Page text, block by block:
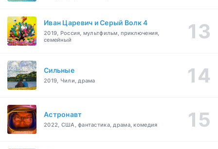
Иван Царевич и Серый Волк 4
2019, Россия, мультфильм, приключения,
семейный
Сильные
2019, Чили, драма
Астронавт
2022, США, фантастика, драма, комедия